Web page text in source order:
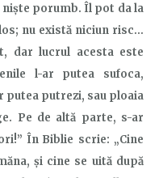
niște porumb. Îl pot da la
nu există niciun risc…
dar lucrul acesta este
l-ar putea sufoca,
putea putrezi, sau ploaia
Pe de altă parte, s-ar
În Biblie scrie: „Cine
şi cine se uită după